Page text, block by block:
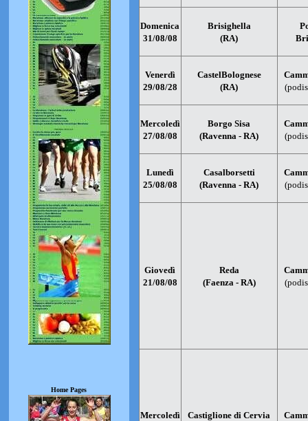
Domenica
31/08/08
Brisighella
(RA)
Venerdì
29/08/28
CastelBolognese
(RA)
Mercoledì
27/08/08
Borgo Sisa
(Ravenna - RA)
Lunedì
25/08/08
Casalborsetti
(Ravenna - RA)
Giovedì
21/08/08
Reda
(Faenza - RA)
Mercoledì
Castiglione di Cervia
Home Pages